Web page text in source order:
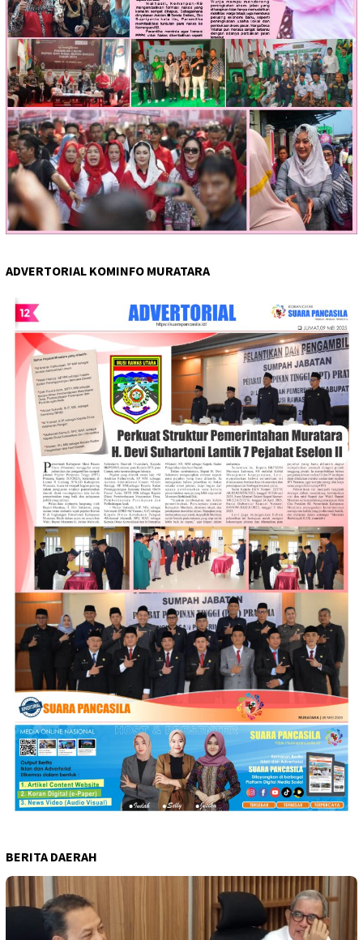
ADVERTORIAL KOMINFO MURATARA
BERITA DAERAH